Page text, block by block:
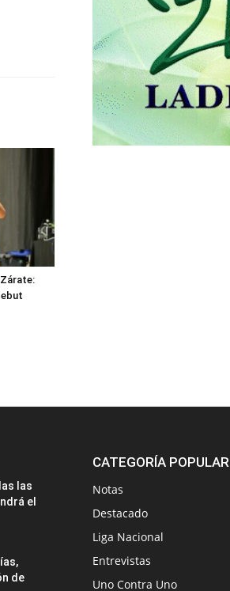
las
el
de
CATEGORÍA POPULAR
Notas
Destacado
Liga Nacional
Entrevistas
Uno Contra Uno